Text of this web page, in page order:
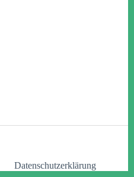
Datenschutzerklärung